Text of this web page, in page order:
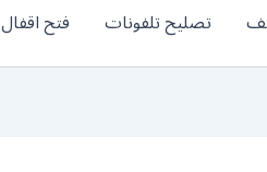
تصليح تلفونات فتح اقفال